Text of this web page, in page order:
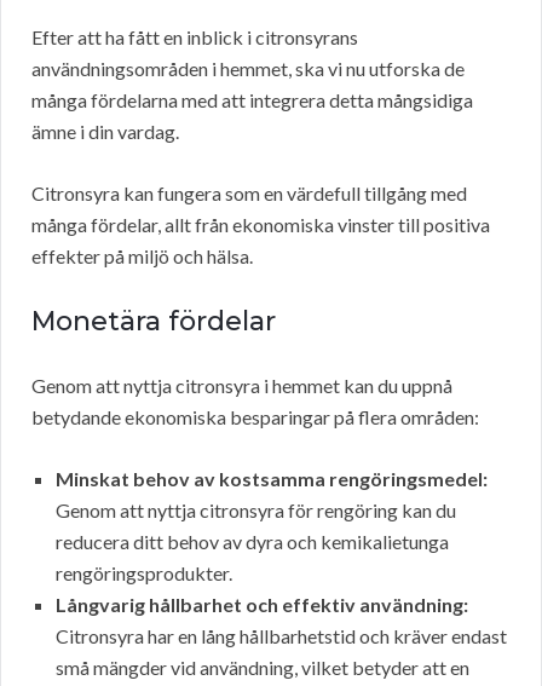
Efter att ha fått en inblick i citronsyrans
användningsområden i hemmet, ska vi nu utforska de
många fördelarna med att integrera detta mångsidiga
ämne i din vardag.
Citronsyra kan fungera som en värdefull tillgång med
många fördelar, allt från ekonomiska vinster till positiva
effekter på miljö och hälsa.
Monetära fördelar
Genom att nyttja citronsyra i hemmet kan du uppnå
betydande ekonomiska besparingar på flera områden:
Minskat behov av kostsamma rengöringsmedel:
Genom att nyttja citronsyra för rengöring kan du
reducera ditt behov av dyra och kemikalietunga
rengöringsprodukter.
Långvarig hållbarhet och effektiv användning:
Citronsyra har en lång hållbarhetstid och kräver endast
små mängder vid användning, vilket betyder att en